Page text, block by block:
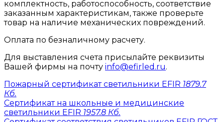
комплектность, работоспособность, соответствие
заказанным характеристикам, также проверьте
товар на наличие механических повреждений.
Оплата по безналичному расчету.
Для выставления счета присылайте реквизиты
Вашей фирмы на почту info@efirled.ru.
Пожарный сертификат светильники EFIR 1879.7
Кб.
Сертификат на школьные и медицинские
светильники EFIR 1957.8 Кб.